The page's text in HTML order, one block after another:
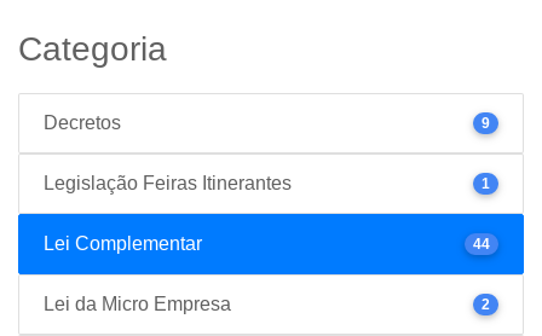
Categoria
Decretos 9
Legislação Feiras Itinerantes 1
Lei Complementar 44
Lei da Micro Empresa 2